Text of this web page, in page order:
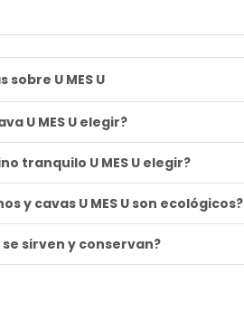
sobre U MES U
U MES U elegir?
tranquilo U MES U elegir?
y cavas U MES U son ecológicos?
se sirven y conservan?